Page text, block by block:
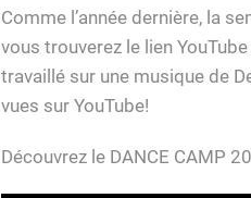
Comme l’année dernière, la
vous trouverez le lien
travaillé sur une musique de
vues sur YouTube!
Découvrez le DANCE CAMP